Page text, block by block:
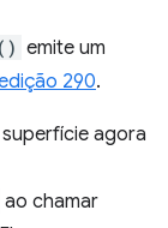
emite um
290.
agora
ao chamar